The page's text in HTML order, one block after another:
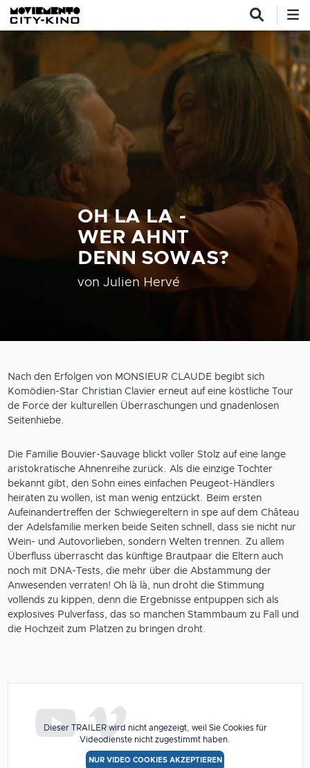
Direkt zum Inhalt
OH LA LA -
WER AHNT
DENN SOWAS?
von Julien Hervé
Dieser TRAILER wird nicht angezeigt, weil Sie Cookies für
Videodienste nicht zugestimmt haben.
NUR VIDEO COOKIES AKZEPTIEREN
Nach den Erfolgen von MONSIEUR CLAUDE begibt sich
Komödien-Star Christian Clavier erneut auf eine köstliche Tour
de Force der kulturellen Überraschungen und gnadenlosen
Seitenhiebe.
Die Familie Bouvier-Sauvage blickt voller Stolz auf eine lange
aristokratische Ahnenreihe zurück. Als die einzige Tochter
bekannt gibt, den Sohn eines einfachen Peugeot-Händlers
heiraten zu wollen, ist man wenig entzückt. Beim ersten
Aufeinandertreffen der Schwiegereltern in spe auf dem Château
der Adelsfamilie merken beide Seiten schnell, dass sie nicht nur
Wein- und Autovorlieben, sondern Welten trennen. Zu allem
Überfluss überrascht das künftige Brautpaar die Eltern auch
noch mit DNA-Tests, die mehr über die Abstammung der
Anwesenden verraten! Oh là là, nun droht die Stimmung
vollends zu kippen, denn die Ergebnisse entpuppen sich als
explosives Pulverfass, das so manchen Stammbaum zu Fall und
die Hochzeit zum Platzen zu bringen droht.